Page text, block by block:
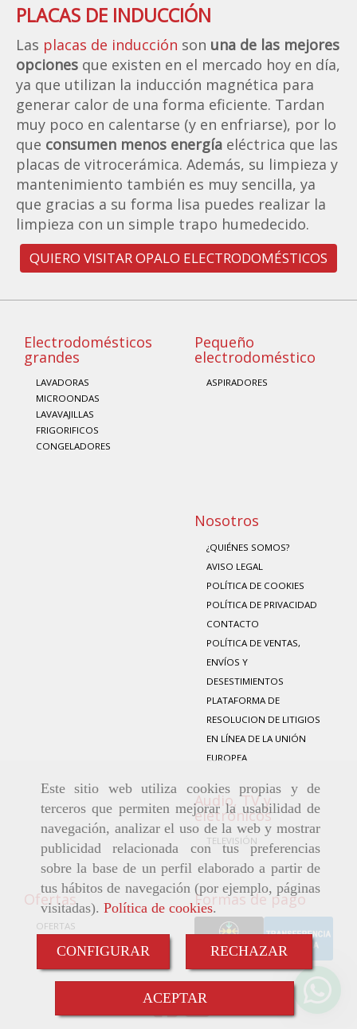
Este sitio web utiliza cookies propias y de
terceros que permiten mejorar la usabilidad de
navegación, analizar el uso de la web y mostrar
publicidad relacionada con tus preferencias
sobre la base de un perfil elaborado a partir de
tus hábitos de navegación (por ejemplo, páginas
visitadas). Política de cookies.
CONFIGURAR RECHAZAR
ACEPTAR
PLACAS DE INDUCCIÓN
Las placas de inducción son una de las mejores
opciones que existen en el mercado hoy en día,
ya que utilizan la inducción magnética para
generar calor de una forma eficiente. Tardan
muy poco en calentarse (y en enfriarse), por lo
que consumen menos energía eléctrica que las
placas de vitrocerámica. Además, su limpieza y
mantenimiento también es muy sencilla, ya
que gracias a su forma lisa puedes realizar la
limpieza con un simple trapo humedecido.
QUIERO VISITAR OPALO ELECTRODOMÉSTICOS
Electrodomésticos
grandes
LAVADORAS
MICROONDAS
LAVAVAJILLAS
FRIGORIFICOS
CONGELADORES
Pequeño
electrodoméstico
ASPIRADORES
Nosotros
¿QUIÉNES SOMOS?
AVISO LEGAL
POLÍTICA DE COOKIES
POLÍTICA DE PRIVACIDAD
CONTACTO
POLÍTICA DE VENTAS,
ENVÍOS Y
DESESTIMIENTOS
PLATAFORMA DE
RESOLUCION DE LITIGIOS
EN LÍNEA DE LA UNIÓN
EUROPEA
Audio, TV y
eletrónicos
TELEVISIÓN
Ofertas
OFERTAS
COCINAS A MEDIDA
Formas de pago